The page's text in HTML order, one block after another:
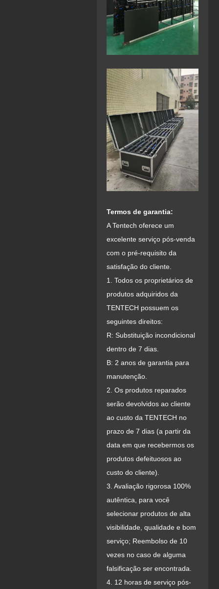
Termos de garantia:
A Tentech oferece um
excelente serviço pós-venda
com o pré-requisito da
satisfação do cliente.
1. Todos os proprietários de
produtos adquiridos da
TENTECH possuem os
seguintes direitos:
R: Substituição incondicional
dentro de 7 dias.
B: 2 anos de garantia para
manutenção.
2. Os produtos reparados
serão devolvidos ao cliente
ao custo da TENTECH no
prazo de 7 dias (a partir da
data em que recebermos os
produtos defeituosos ao
custo do cliente).
3. Avaliação rigorosa 100%
autêntica, para você
selecionar produtos de alta
visibilidade, qualidade e bom
serviço; Reembolso de 10
vezes no caso de alguma
falsificação ser encontrada.
4. 12 horas de serviço pós-